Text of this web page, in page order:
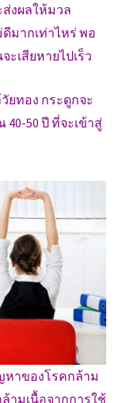
ส่งผลให้มวล
มากเท่าไหร่ พอ
เสียหายไปเร็ว
ยทอง กระดูกจะ
50 ปี ที่จะเข้าสู่
าของโรคกล้าม
ามเนื้อจากการใช้